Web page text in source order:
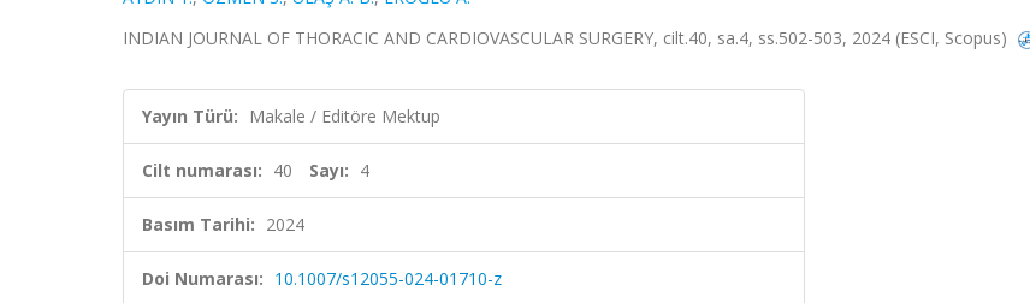
INDIAN JOURNAL OF THORACIC AND CARDIOVASCULAR SURGERY, cilt.40, sa.4, ss.502-503, 2024 (ESCI, Scopus)
Yayın Türü: Makale / Editöre Mektup
Cilt numarası: 40 Sayı: 4
Basım Tarihi: 2024
Doi Numarası: 10.1007/s12055-024-01710-z